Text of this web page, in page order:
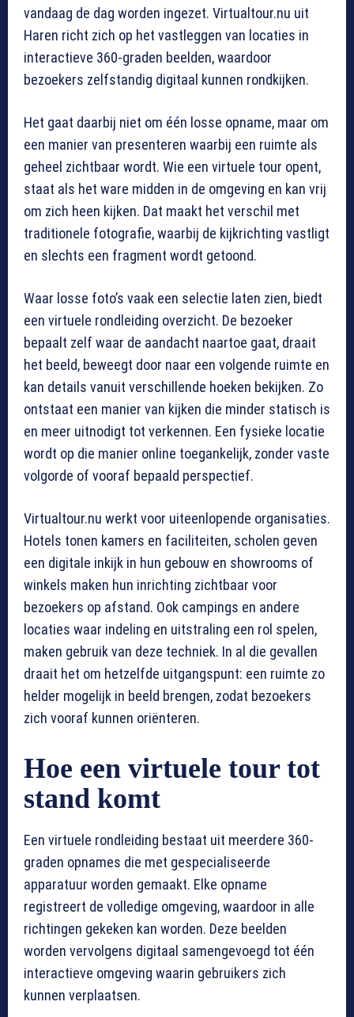
vandaag de dag worden ingezet. Virtualtour.nu uit
Haren richt zich op het vastleggen van locaties in
interactieve 360-graden beelden, waardoor
bezoekers zelfstandig digitaal kunnen rondkijken.
Het gaat daarbij niet om één losse opname, maar om
een manier van presenteren waarbij een ruimte als
geheel zichtbaar wordt. Wie een virtuele tour opent,
staat als het ware midden in de omgeving en kan vrij
om zich heen kijken. Dat maakt het verschil met
traditionele fotografie, waarbij de kijkrichting vastligt
en slechts een fragment wordt getoond.
Waar losse foto’s vaak een selectie laten zien, biedt
een virtuele rondleiding overzicht. De bezoeker
bepaalt zelf waar de aandacht naartoe gaat, draait
het beeld, beweegt door naar een volgende ruimte en
kan details vanuit verschillende hoeken bekijken. Zo
ontstaat een manier van kijken die minder statisch is
en meer uitnodigt tot verkennen. Een fysieke locatie
wordt op die manier online toegankelijk, zonder vaste
volgorde of vooraf bepaald perspectief.
Virtualtour.nu werkt voor uiteenlopende organisaties.
Hotels tonen kamers en faciliteiten, scholen geven
een digitale inkijk in hun gebouw en showrooms of
winkels maken hun inrichting zichtbaar voor
bezoekers op afstand. Ook campings en andere
locaties waar indeling en uitstraling een rol spelen,
maken gebruik van deze techniek. In al die gevallen
draait het om hetzelfde uitgangspunt: een ruimte zo
helder mogelijk in beeld brengen, zodat bezoekers
zich vooraf kunnen oriënteren.
Hoe een virtuele tour tot
stand komt
Een virtuele rondleiding bestaat uit meerdere 360-
graden opnames die met gespecialiseerde
apparatuur worden gemaakt. Elke opname
registreert de volledige omgeving, waardoor in alle
richtingen gekeken kan worden. Deze beelden
worden vervolgens digitaal samengevoegd tot één
interactieve omgeving waarin gebruikers zich
kunnen verplaatsen.